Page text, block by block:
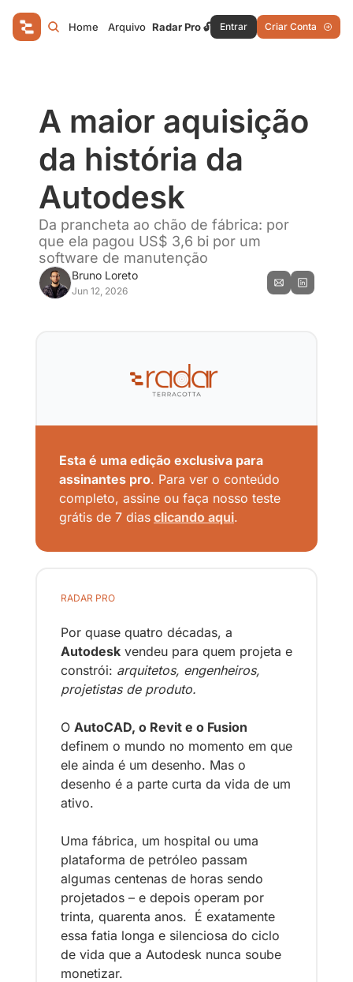
Home Arquivo Radar Pro 🔓 Entrar Criar Conta
A maior aquisição
da história da
Autodesk
Da prancheta ao chão de fábrica: por
que ela pagou US$ 3,6 bi por um
software de manutenção
Bruno Loreto
Jun 12, 2026
Esta é uma edição exclusiva para
assinantes pro. Para ver o conteúdo
completo, assine ou faça nosso teste
grátis de 7 dias clicando aqui.
RADAR PRO
Autodesk vendeu para quem projeta e
constrói: arquitetos, engenheiros,
projetistas de produto.
O AutoCAD, o Revit e o Fusion
definem o mundo no momento em que
ele ainda é um desenho. Mas o
desenho é a parte curta da vida de um
ativo.
Uma fábrica, um hospital ou uma
plataforma de petróleo passam
algumas centenas de horas sendo
projetados – e depois operam por
trinta, quarenta anos.  É exatamente
essa fatia longa e silenciosa do ciclo
de vida que a Autodesk nunca soube
monetizar.